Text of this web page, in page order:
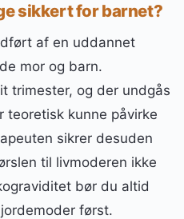
sikkert for barnet?
af en uddannet
mor og barn.
trimester, og der undgås
teoretisk kunne påvirke
sikrer desuden
til livmoderen ikke
bør du altid
først.